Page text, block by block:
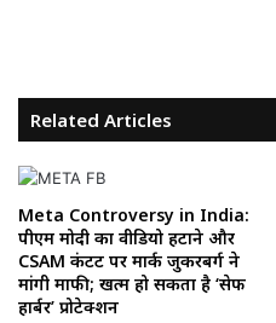
Related Articles
Meta Controversy in India:
पीएम मोदी का वीडियो हटाने और
CSAM कंटेंट पर मार्क जुकरबर्ग ने
मांगी माफी; खत्म हो सकता है ‘सेफ
हार्बर’ प्रोटेक्शन